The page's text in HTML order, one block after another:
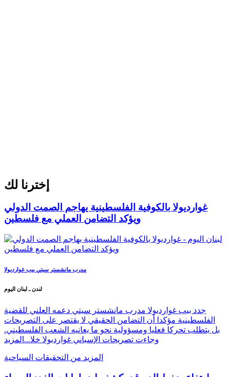
إخترنا لك
غوارديولا بالكوفية الفلسطينية يهاجم الصمت الدولي
ويؤكد التضامن العملي مع فلسطين
مدرب مانشستر سيتي بيب غوارديولا
لندن ـ لبنان اليوم
جدد بيب غوارديولا مدرب مانشستر سيتي دعمه العلني للقضية
الفلسطينية مؤكدا أن التضامن الحقيقي لا يقتصر على التصريحات
بل يتطلب تحركا فعليا ومسؤولية نحو ما يعانيه الشعب الفلسطيني.
وجاءت تصريحات الإسباني غوارديولا خلا... المزيد
المزيد من التحقيقات السياحية